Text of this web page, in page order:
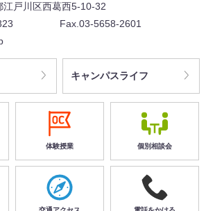
戸川区西葛西5-10-32
Fax.03-5658-2601
キャンパスライフ
体験授業 個別相談会